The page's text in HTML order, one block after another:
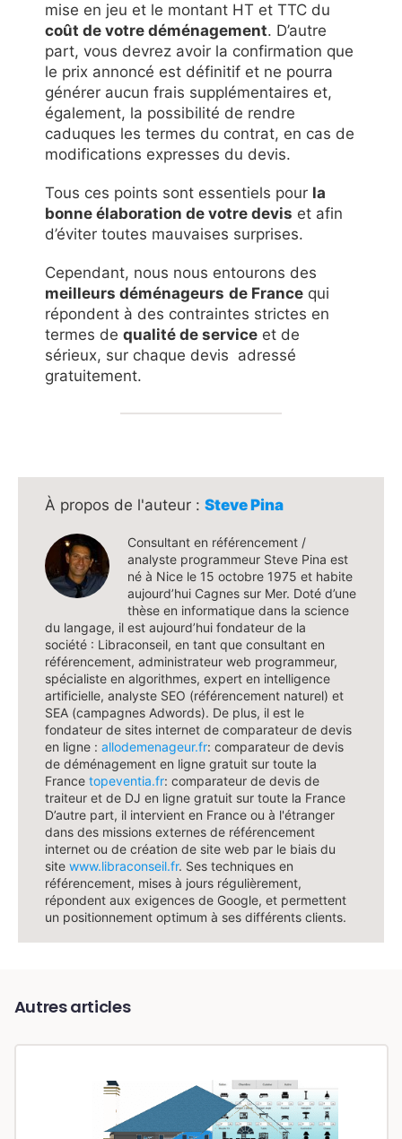
mise en jeu et le montant HT et TTC du
coût de votre déménagement. D’autre
part, vous devrez avoir la confirmation que
le prix annoncé est définitif et ne pourra
générer aucun frais supplémentaires et,
également, la possibilité de rendre
caduques les termes du contrat, en cas de
modifications expresses du devis.
Tous ces points sont essentiels pour la
bonne élaboration de votre devis et afin
d’éviter toutes mauvaises surprises.
Cependant, nous nous entourons des
meilleurs déménageurs de Francequi
répondent à des contraintes strictes en
termes de qualité de serviceet de
sérieux, sur chaque devis adressé
gratuitement.
Steve Pina
Consultant en référencement /
analyste programmeur Steve Pina est
né à Nice le 15 octobre 1975 et habite
aujourd’hui Cagnes sur Mer. Doté d’une
thèse en informatique dans la science
du langage, il est aujourd’hui fondateur de la
société : Libraconseil, en tant que consultant en
référencement, administrateur web programmeur,
spécialiste en algorithmes, expert en intelligence
artificielle, analyste SEO (référencement naturel) et
SEA (campagnes Adwords). De plus, il est le
fondateur de sites internet de comparateur de devis
en ligne : allodemenageur.fr: comparateur de devis
de déménagement en ligne gratuit sur toute la
France topeventia.fr: comparateur de devis de
traiteur et de DJ en ligne gratuit sur toute la France
D’autre part, il intervient en France ou à l'étranger
dans des missions externes de référencement
internet ou de création de site web par le biais du
site www.libraconseil.fr. Ses techniques en
référencement, mises à jours régulièrement,
répondent aux exigences de Google, et permettent
un positionnement optimum à ses différents clients.
Autres articles